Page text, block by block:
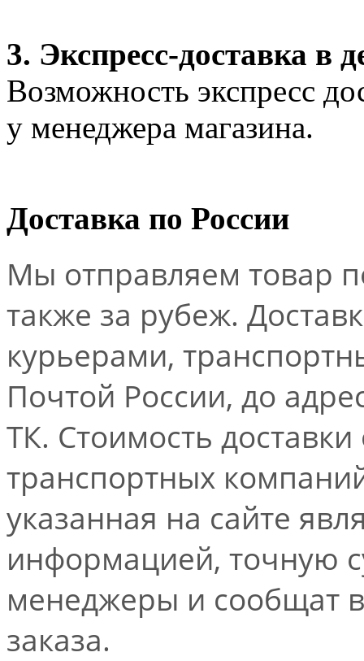
3. Экспресс-доставка в
Возможность экспресс
у менеджера магазина.
Доставка по России
Мы отправляем товар
также за рубеж.
курьерами,
Почтой России, до
ТК. Стоимость
транспортных
указанная на сайте
информацией, точную
менеджеры и сообщат
заказа.